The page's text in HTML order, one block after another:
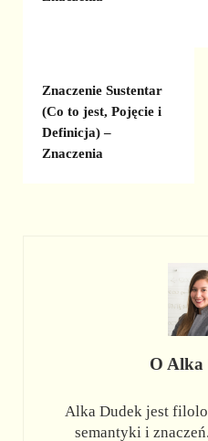
Znaczenie Sustentar
(Co to jest, Pojęcie i
Definicja) –
Znaczenia
O Alka
Alka Dudek jest
semantyki i